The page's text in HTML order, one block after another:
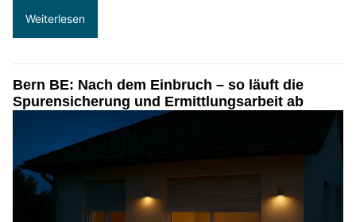
Weiterlesen
Bern BE: Nach dem Einbruch – so läuft die
Spurensicherung und Ermittlungsarbeit ab